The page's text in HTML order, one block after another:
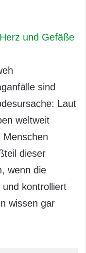
und Gefäße
sind
Laut
weltweit
Menschen
dieser
wenn die
kontrolliert
wissen gar